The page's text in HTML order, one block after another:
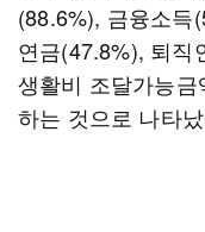
(88.6%), 금융소득
연금(47.8%), 퇴직
생활비 조달가능금
하는 것으로 나타